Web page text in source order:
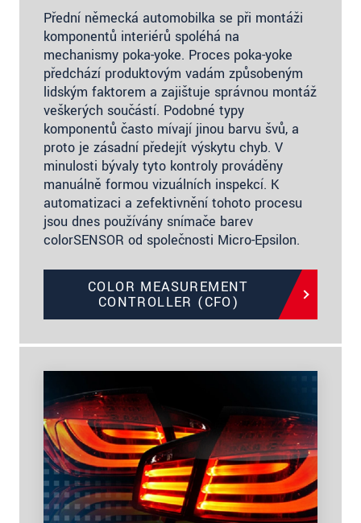
Přední německá automobilka se při montáži
komponentů interiérů spoléhá na
mechanismy poka-yoke. Proces poka-yoke
předchází produktovým vadám způsobeným
lidským faktorem a zajišťuje správnou montáž
veškerých součástí. Podobné typy
komponentů často mívají jinou barvu švů, a
proto je zásadní předejít výskytu chyb. V
minulosti bývaly tyto kontroly prováděny
manuálně formou vizuálních inspekcí. K
automatizaci a zefektivnění tohoto procesu
jsou dnes používány snímače barev
colorSENSOR od společnosti Micro-Epsilon.
COLOR MEASUREMENT
CONTROLLER (CFO)